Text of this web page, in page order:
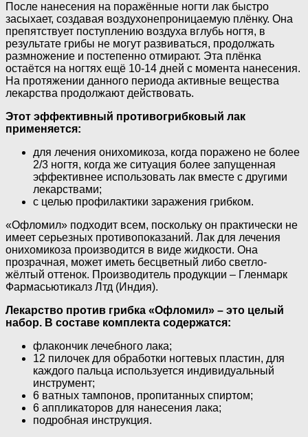
После нанесения на поражённые ногти лак быстро
засыхает, создавая воздухонепроницаемую плёнку. Она
препятствует поступлению воздуха вглубь ногтя, в
результате грибы не могут развиваться, продолжать
размножение и постепенно отмирают. Эта плёнка
остаётся на ногтях ещё 10-14 дней с момента нанесения.
На протяжении данного периода активные вещества
лекарства продолжают действовать.
Этот эффективный противогрибковый лак
применяется:
для лечения онихомикоза, когда поражено не более
2/3 ногтя, когда же ситуация более запущенная
эффективнее использовать лак вместе с другими
лекарствами;
с целью профилактики заражения грибком.
«Офломил» подходит всем, поскольку он практически не
имеет серьезных противопоказаний. Лак для лечения
онихомикоза производится в виде жидкости. Она
прозрачная, может иметь бесцветный либо светло-
жёлтый оттенок. Производитель продукции – Гленмарк
Фармасьютикалз Лтд (Индия).
Лекарство против грибка «Офломил» – это целый
набор. В составе комплекта содержатся:
флакончик лечебного лака;
12 пилочек для обработки ногтевых пластин, для
каждого пальца используется индивидуальный
инструмент;
6 ватных тампонов, пропитанных спиртом;
6 аппликаторов для нанесения лака;
подробная инструкция.